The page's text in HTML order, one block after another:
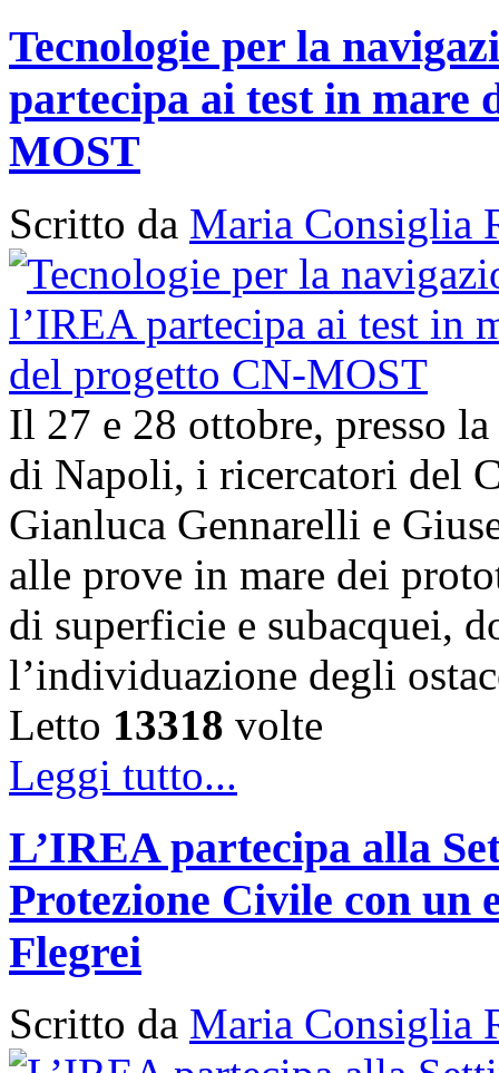
Tecnologie per la
partecipa ai test in mare
MOST
Scritto da Maria Consiglia
Il 27 e 28 ottobre, presso
di Napoli, i ricercatori del
Gianluca Gennarelli e
alle prove in mare dei
di superficie e subacquei,
l’individuazione degli
Letto 13318 volte
Leggi tutto...
L’IREA partecipa alla
Protezione Civile con un
Flegrei
Scritto da Maria Consiglia